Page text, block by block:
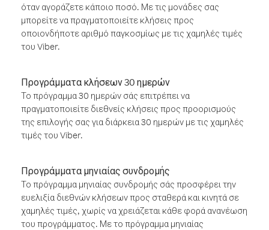
όταν αγοράζετε κάποιο ποσό. Με τις μονάδες σας
μπορείτε να πραγματοποιείτε κλήσεις προς
οποιονδήποτε αριθμό παγκοσμίως με τις χαμηλές τιμές
του Viber.
Προγράμματα κλήσεων 30 ημερών
Το πρόγραμμα 30 ημερών σάς επιτρέπει να
πραγματοποιείτε διεθνείς κλήσεις προς προορισμούς
της επιλογής σας για διάρκεια 30 ημερών με τις χαμηλές
τιμές του Viber.
Προγράμματα μηνιαίας συνδρομής
Το πρόγραμμα μηνιαίας συνδρομής σάς προσφέρει την
ευελιξία διεθνών κλήσεων προς σταθερά και κινητά σε
χαμηλές τιμές, χωρίς να χρειάζεται κάθε φορά ανανέωση
του προγράμματος. Με το πρόγραμμα μηνιαίας